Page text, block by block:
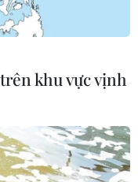
bàikhu vực vịnh